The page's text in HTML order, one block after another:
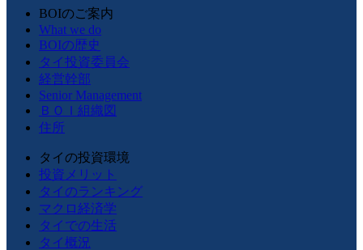
BOIのご案内
What we do
BOIの歴史
タイ投資委員会
経営幹部
Senior Management
ＢＯＩ組織図
住所
タイの投資環境
投資メリット
タイのランキング
マクロ経済学
タイでの生活
タイ概況